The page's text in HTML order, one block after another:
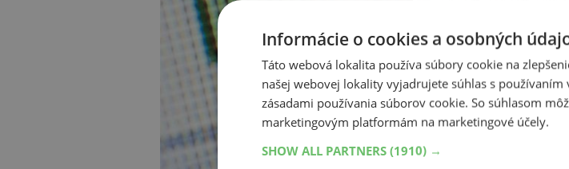
Informácie o cookies a osobných
Táto webová lokalita používa súbory cookie na
našej webovej lokality vyjadrujete súhlas s
zásadami používania súborov cookie. So súhlasom
marketingovým platformám na marketingové účely.
SHOW ALL PARTNERS (1910) →